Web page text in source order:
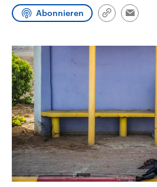
Abonnieren
Link
Email